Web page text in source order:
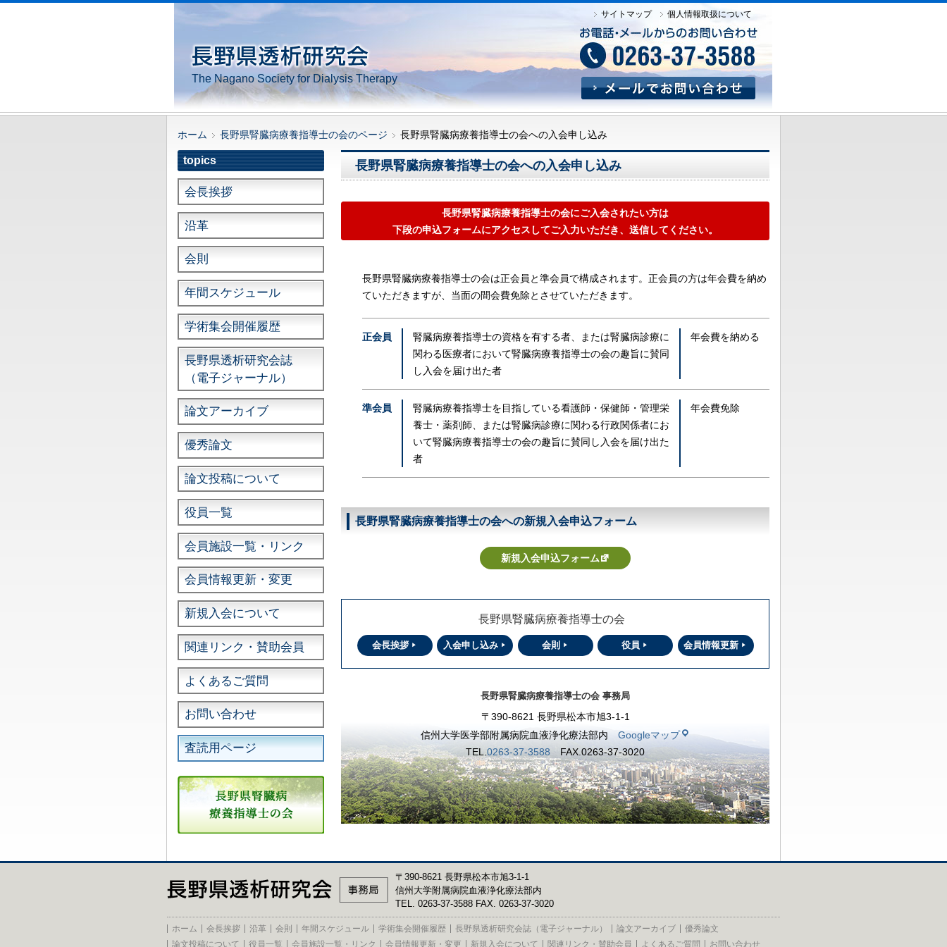
サイトマップ 個人情報取扱について
The Nagano Society for Dialysis Therapy
ホーム 長野県腎臓病療養指導士の会のページ 長野県腎臓病療養指導士の会への入会申し込み
長野県腎臓病療養指導士の会への入会申し込み
長野県腎臓病療養指導士の会にご入会されたい方は
下段の申込フォームにアクセスしてご入力いただき、送信してください。
長野県腎臓病療養指導士の会は正会員と準会員で構成されます。正会員の方は年会費を納め
ていただきますが、当面の間会費免除とさせていただきます。
正会員
腎臓病療養指導士の資格を有する者、または腎臓病診療に
関わる医療者において腎臓病療養指導士の会の趣旨に賛同
し入会を届け出た者
年会費を納める
準会員
腎臓病療養指導士を目指している看護師・保健師・管理栄
養士・薬剤師、または腎臓病診療に関わる行政関係者にお
いて腎臓病療養指導士の会の趣旨に賛同し入会を届け出た
者
年会費免除
長野県腎臓病療養指導士の会への新規入会申込フォーム
新規入会申込フォーム
長野県腎臓病療養指導士の会
会長挨拶 入会申し込み 会則 役員 会員情報更新
長野県腎臓病療養指導士の会 事務局
〒390-8621 長野県松本市旭3-1-1
信州大学医学部附属病院血液浄化療法部内 Googleマップ
TEL.0263-37-3588 FAX.0263-37-3020
topics
会長挨拶
沿革
会則
年間スケジュール
学術集会開催履歴
長野県透析研究会誌
（電子ジャーナル）
論文アーカイブ
優秀論文
論文投稿について
役員一覧
会員施設一覧・リンク
会員情報更新・変更
新規入会について
関連リンク・賛助会員
よくあるご質問
お問い合わせ
査読用ページ
〒390-8621 長野県松本市旭3-1-1
信州大学附属病院血液浄化療法部内
TEL. 0263-37-3588 FAX. 0263-37-3020
ホーム 会長挨拶 沿革 会則 年間スケジュール 学術集会開催履歴 長野県透析研究会誌（電子ジャーナル） 論文アーカイブ
優秀論文
論文投稿について
役員一覧 会員施設一覧・リンク 会員情報更新・変更 新規入会について 関連リンク・賛助会員 よくあるご質問 お問い合わせ